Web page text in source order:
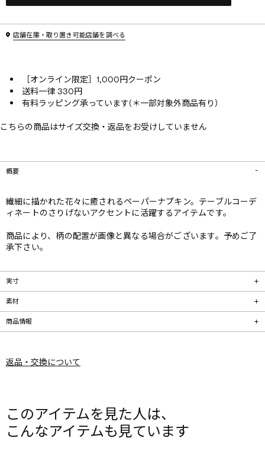
店舗在庫・取り置き可能店舗を調べる
［オンライン限定］1,000円クーポン
送料一律 330円
有料ラッピング承っています(＊一部対象外商品有り）
こちらの商品はサイズ交換・返品をお受けしていません
概要
繊細に描かれた花々に癒されるペーパーナプキン。テーブルコーデ
ィネートのさりげないアクセントに活躍するアイテムです。
商品により、柄の配置が画像と異なる場合がございます。予めご了
承下さい。
実寸
素材
商品情報
返品・交換について
このアイテムを見た人は、
こんなアイテムも見ています